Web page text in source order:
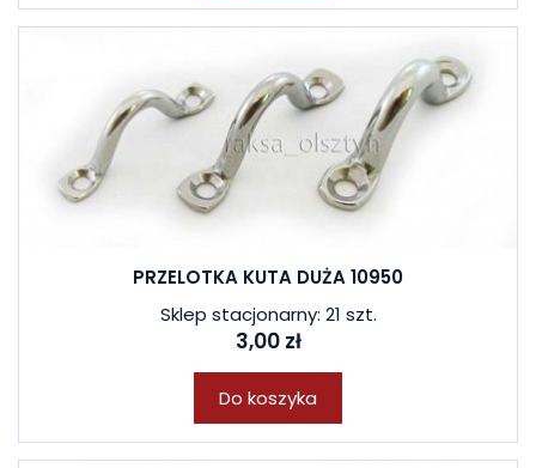
PRZELOTKA KUTA DUŻA 10950
Sklep stacjonarny: 21 szt.
3,00 zł
Do koszyka